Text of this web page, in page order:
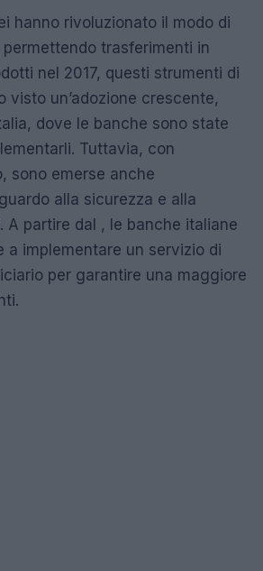
hanno rivoluzionato il modo di
trasferimenti in
nel 2017, questi strumenti di
visto un’adozione crescente,
dove le banche sono state
Tuttavia, con
sono emerse anche
alla sicurezza e alla
A partire dal , le banche italiane
a implementare un servizio di
per garantire una maggiore